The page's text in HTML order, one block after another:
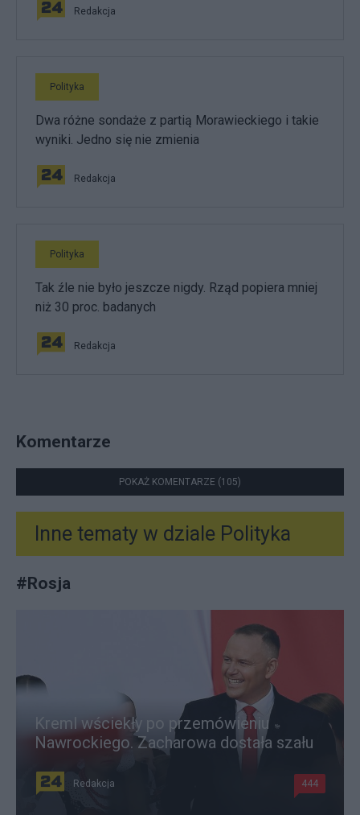
Redakcja
Polityka
Dwa różne sondaże z partią Morawieckiego i takie
wyniki. Jedno się nie zmienia
Redakcja
Polityka
Tak źle nie było jeszcze nigdy. Rząd popiera mniej
niż 30 proc. badanych
Redakcja
Komentarze
POKAŻ KOMENTARZE (105)
Inne tematy w dziale Polityka
#Rosja
Kreml wściekły po przemówieniu
Nawrockiego. Zacharowa dostała szału
Redakcja 444